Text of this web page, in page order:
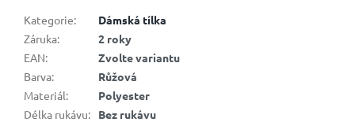
Kategorie:
Dámská tílka
Záruka:
2 roky
EAN:
Zvolte variantu
Barva:
Růžová
Materiál:
Polyester
Délka rukávu: Bez rukávu